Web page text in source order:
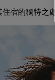
宿的獨特之處